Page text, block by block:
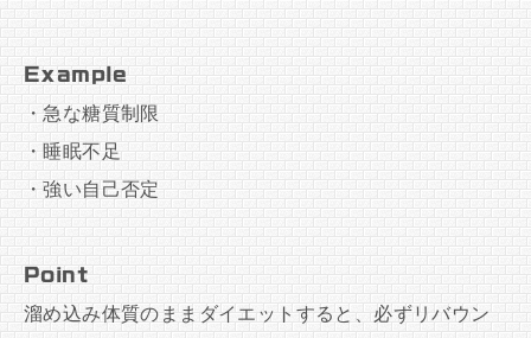
Example
・急な糖質制限
・睡眠不足
・強い自己否定
Point
溜め込み体質のままダイエットすると、必ずリバウン